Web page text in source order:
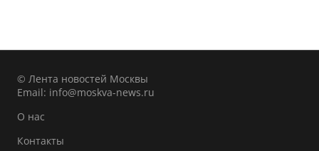
© Лента новостей Москвы
Email: info@moskva-news.ru
О нас
Контакты